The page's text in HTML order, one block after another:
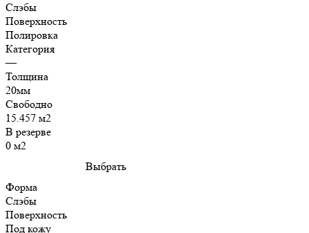
Слэбы
Поверхность
Полировка
Категория
—
Толщина
20мм
Свободно
15.457 м2
В резерве
0 м2
Выбрать
Форма
Слэбы
Поверхность
Под кожу